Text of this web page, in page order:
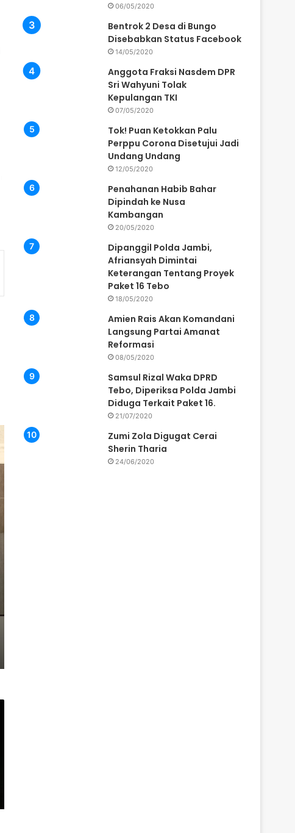
06/05/2020
Bentrok 2 Desa di Bungo
Disebabkan Status Facebook
14/05/2020
Anggota Fraksi Nasdem DPR
Sri Wahyuni Tolak
Kepulangan TKI
07/05/2020
Tok! Puan Ketokkan Palu
Perppu Corona Disetujui Jadi
Undang Undang
12/05/2020
Penahanan Habib Bahar
Dipindah ke Nusa
Kambangan
20/05/2020
Dipanggil Polda Jambi,
Afriansyah Dimintai
Keterangan Tentang Proyek
Paket 16 Tebo
18/05/2020
Amien Rais Akan Komandani
Langsung Partai Amanat
Reformasi
08/05/2020
Samsul Rizal Waka DPRD
Tebo, Diperiksa Polda Jambi
Diduga Terkait Paket 16.
21/07/2020
Zumi Zola Digugat Cerai
Sherin Tharia
24/06/2020